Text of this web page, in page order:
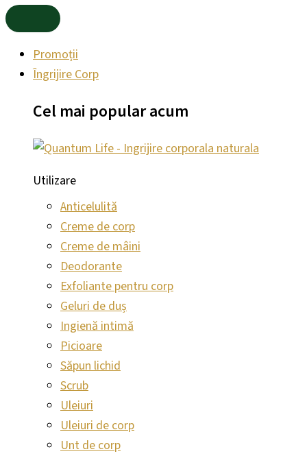
Promoții
Îngrijire Corp
Cel mai popularacum
Utilizare
Anticelulită
Creme de corp
Creme de mâini
Deodorante
Exfoliante pentru corp
Geluri de duș
Ingienă intimă
Picioare
Săpun lichid
Scrub
Uleiuri
Uleiuri de corp
Unt de corp